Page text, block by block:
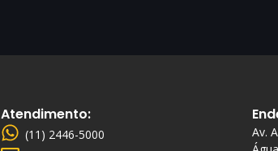
Atendimento:
(11) 2446-5000
Av.